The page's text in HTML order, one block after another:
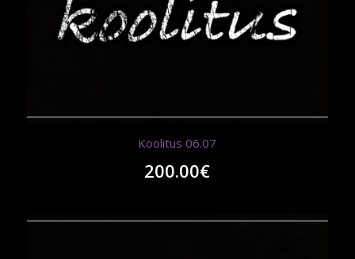
Koolitus 06.07
200.00€